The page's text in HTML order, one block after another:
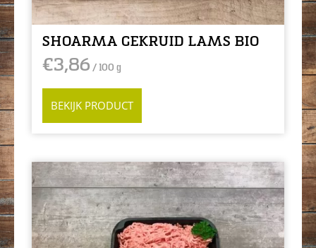
SHOARMA GEKRUID LAMS BIO
€3,86 / 100 g
BEKIJK PRODUCT